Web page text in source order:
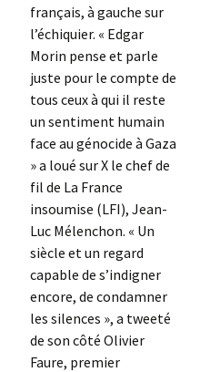
français, à gauche sur
l’échiquier. « Edgar
Morin pense et parle
juste pour le compte de
tous ceux à qui il reste
un sentiment humain
face au génocide à Gaza
» a loué sur X le chef de
fil de La France
insoumise (LFI), Jean-
Luc Mélenchon. « Un
siècle et un regard
capable de s’indigner
encore, de condamner
les silences », a tweeté
de son côté Olivier
Faure, premier